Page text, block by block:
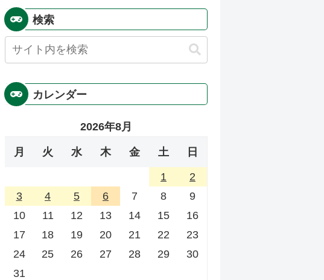
検索
カレンダー
2026年8月
月 火 水 木 金 土 日
1
2
3
4 5 6 7 8
9
10
11 12 13 14 15
16
17
18 19 20 21 22
23
24
25 26 27 28 29
30
31